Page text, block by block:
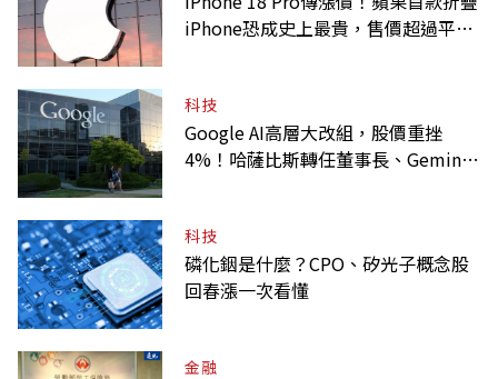
iPhone恐成史上最貴，售價超過平均
科技
Google AI高層大改組，股價重挫
4%！哈薩比斯轉任董事長、Gemini
科技
磷化銦是什麼？CPO、矽光子概念股
回春漲一次看懂
金融